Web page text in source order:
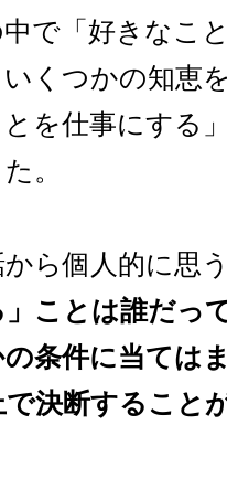
で「好きなこ
くつかの知恵
を仕事にする
。
ら個人的に思
ことは誰だっ
条件に当ては
決断すること